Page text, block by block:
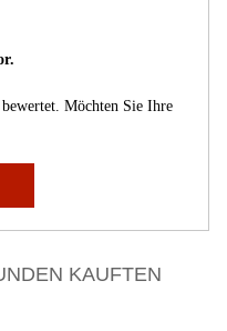
Möchten Sie Ihre
KAUFTEN